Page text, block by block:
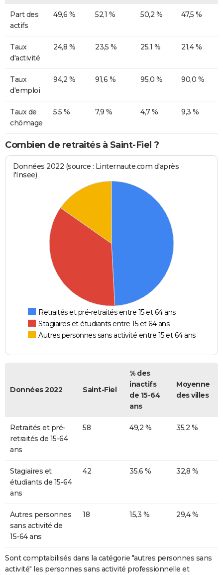
Part des
actifs
49,6 % 52,1 % 50,2 % 47,5 %
Taux
d'activité
24,8 % 23,5 % 25,1 % 21,4 %
Taux
d'emploi
94,2 % 91,6 % 95,0 % 90,0 %
Taux de
chômage
5,5 % 7,9 % 4,7 % 9,3 %
Combien de retraités à Saint-Fiel ?
Données 2022 (source : Linternaute.com d'après
l'Insee)
Retraités et pré-retraités entre 15 et 64 ans
Stagiaires et étudiants entre 15 et 64 ans
Autres personnes sans activité entre 15 et 64 ans
Données 2022 Saint-Fiel
% des
inactifs
de 15-64
ans
Moyenne
des villes
Retraités et pré-
retraités de 15-64
ans
58 49,2 % 35,2 %
Stagiaires et
étudiants de 15-64
ans
42 35,6 % 32,8 %
Autres personnes
sans activité de
15-64 ans
18 15,3 % 29,4 %
Sont comptabilisés dans la catégorie "autres personnes sans
activité" les personnes sans activité professionnelle et